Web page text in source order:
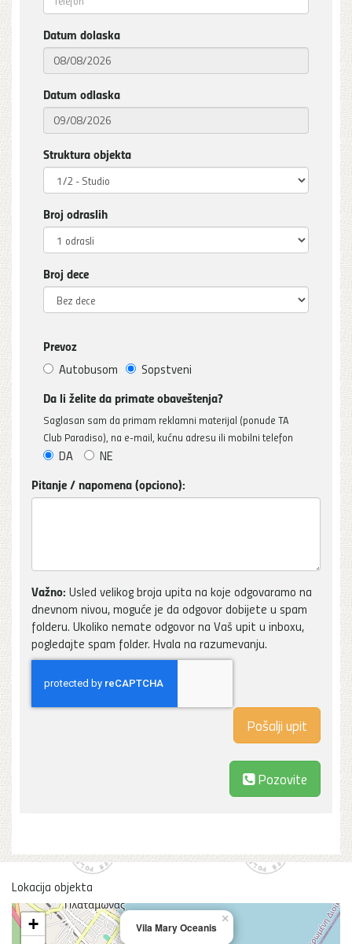
Datum dolaska
Datum odlaska
Struktura objekta
Broj odraslih
Broj dece
Prevoz
Autobusom Sopstveni
Da li želite da primate obaveštenja?
Saglasan sam da primam reklamni materijal (ponude TA
Club Paradiso), na e-mail, kućnu adresu ili mobilni telefon
DA NE
Pitanje / napomena (opciono):
Važno: Usled velikog broja upita na koje odgovaramo na
dnevnom nivou, moguće je da odgovor dobijete u spam
folderu. Ukoliko nemate odgovor na Vaš upit u inboxu,
pogledajte spam folder. Hvala na razumevanju.
Pozovite
Lokacija objekta
Vila Mary Oceanis
×
+